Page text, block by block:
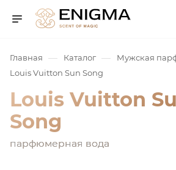
Главная — Каталог — Мужская
Louis Vuitton Sun Song
Louis Vuitton
Song
парфюмерная вода